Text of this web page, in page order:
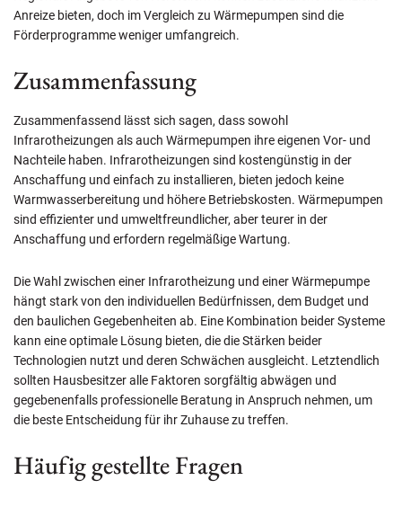
Anreize bieten, doch im Vergleich zu Wärmepumpen sind die
Förderprogramme weniger umfangreich.
Zusammenfassung
Zusammenfassend lässt sich sagen, dass sowohl
Infrarotheizungen als auch Wärmepumpen ihre eigenen Vor- und
Nachteile haben. Infrarotheizungen sind kostengünstig in der
Anschaffung und einfach zu installieren, bieten jedoch keine
Warmwasserbereitung und höhere Betriebskosten. Wärmepumpen
sind effizienter und umweltfreundlicher, aber teurer in der
Anschaffung und erfordern regelmäßige Wartung.
Die Wahl zwischen einer Infrarotheizung und einer Wärmepumpe
hängt stark von den individuellen Bedürfnissen, dem Budget und
den baulichen Gegebenheiten ab. Eine Kombination beider Systeme
kann eine optimale Lösung bieten, die die Stärken beider
Technologien nutzt und deren Schwächen ausgleicht. Letztendlich
sollten Hausbesitzer alle Faktoren sorgfältig abwägen und
gegebenenfalls professionelle Beratung in Anspruch nehmen, um
die beste Entscheidung für ihr Zuhause zu treffen.
Häufig gestellte Fragen